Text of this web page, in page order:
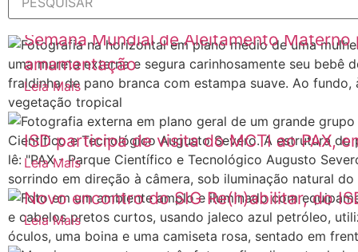
Semana Mundial de Aleitamento
amamentação
Leia Mais
ISD participa de visita do MCTI ao PAX,
Leia Mais
Novo encontro do SIG Re(h)abilitar, do
Leia Mais